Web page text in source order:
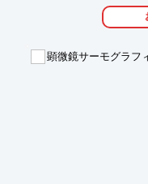
さまざまな解像度、ワ
析、差分解析等、
【特長】
顕微鏡サーモグラフ